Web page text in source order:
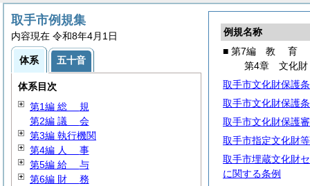
例規名称
■ 第7編 教 育
第4章 文化財
取手市文化財保護
取手市文化財保護
取手市文化財保護
取手市指定文化財
取手市埋蔵文化財
に関する条例
取手市例規集
内容現在 令和8年4月1日
体系 五十音
体系目次
第1編 総 規
第2編 議 会
第3編 執行機関
第4編 人 事
第5編 給 与
第6編 財 務